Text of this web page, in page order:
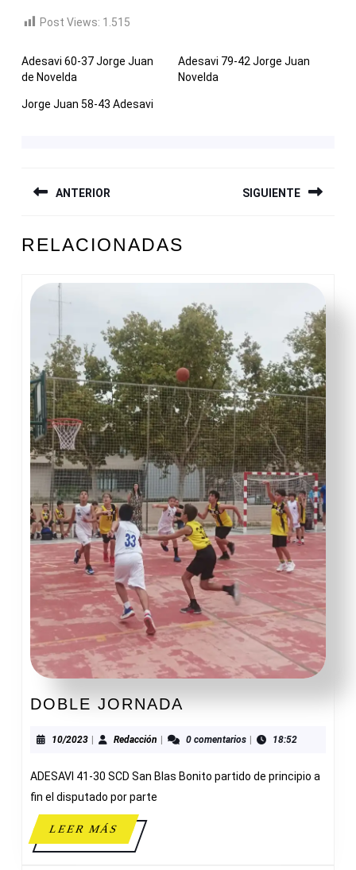
Post Views: 1.515
Adesavi 60-37 Jorge Juan
de Novelda
Adesavi 79-42 Jorge Juan
Novelda
Jorge Juan 58-43 Adesavi
DE
ANTERIOR
anterior:
SIGUIENTE
entrada:
RELACIONADAS
DOBLE JORNADA
10/202310/2023Redacción Redacción0 comentarios 18:52
ADESAVI 41-30 SCD San Blas Bonito partido de principio a
fin el disputado por parte
LEER MÁSLEER
MÁS